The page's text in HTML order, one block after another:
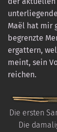
Maël hat mir
begrenzte
ergattern,
meint, sein
reichen.
Die ersten
Die